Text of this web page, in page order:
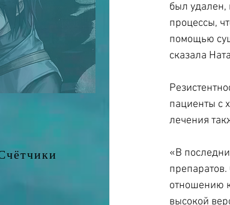
был удален,
процессы,
помощью
сказала
пациенты с
лечения
«В
отношению
высокой